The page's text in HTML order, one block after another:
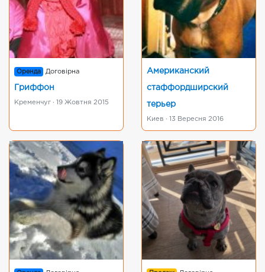
Оренда Договірна
Гриффон
Кременчуг · 19 Жовтня 2015
Американский
стаффордширский
терьер
Киев · 13 Вересня 2016